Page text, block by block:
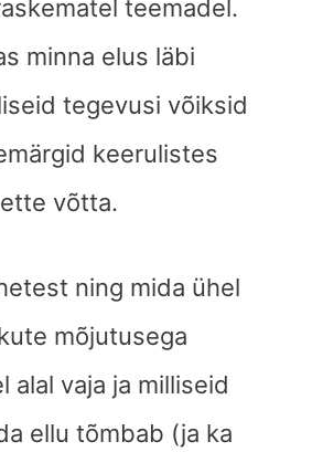
teemadel.
minna elus läbi
tegevusi võiksid
keerulistes
võtta.
ning mida ühel
mõjutusega
alal vaja ja milliseid
ellu tõmbab (ja ka